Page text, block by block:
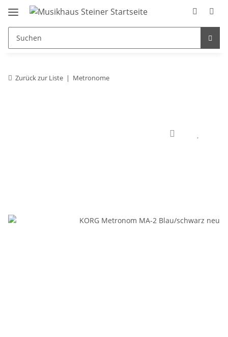
Zurück zur Liste Metronome